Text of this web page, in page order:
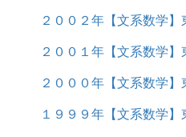
２００２年【文系数学
２００１年【文系数学】
２０００年【文系数学】
１９９９年【文系数学】